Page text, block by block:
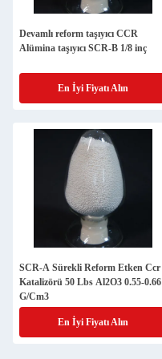
Devamlı reform taşıyıcı CCR
Alümina taşıyıcı SCR-B 1/8 inç
En İyi Fiyatı Alın
SCR-A Sürekli Reform Etken Ccr
Katalizörü 50 Lbs Al2O3 0.55-0.66
G/Cm3
En İyi Fiyatı Alın